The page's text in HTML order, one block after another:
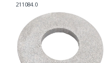
211084.0